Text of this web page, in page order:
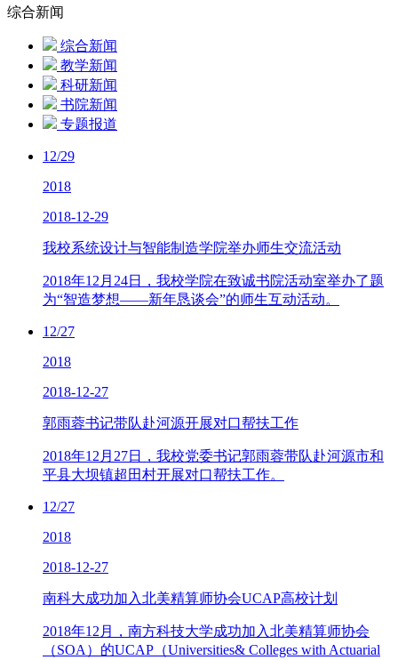
综合新闻
综合新闻
教学新闻
科研新闻
书院新闻
专题报道
12/29
2018
2018-12-29
我校系统设计与智能制造学院举办师生交流活动
2018年12月24日，我校学院在致诚书院活动室举办了题
为“智造梦想——新年恳谈会”的师生互动活动。
12/27
2018
2018-12-27
郭雨蓉书记带队赴河源开展对口帮扶工作
2018年12月27日，我校党委书记郭雨蓉带队赴河源市和
平县大坝镇超田村开展对口帮扶工作。
12/27
2018
2018-12-27
南科大成功加入北美精算师协会UCAP高校计划
2018年12月，南方科技大学成功加入北美精算师协会
（SOA）的UCAP（Universities& Colleges with Actuarial